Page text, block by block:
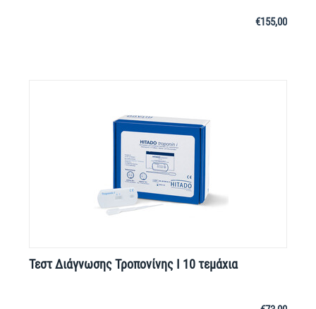
€155,00
Τεστ Διάγνωσης Τροπονίνης I 10 τεμάχια